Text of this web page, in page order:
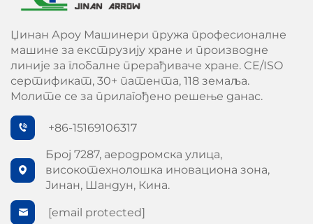
Џинан Ароу Машинери пружа професионалне
машине за екструзију хране и производне
линије за глобалне прерађиваче хране. CE/ISO
сертификат, 30+ патента, 118 земаља.
Молите се за прилагођено решење данас.
+86-15169106317
Број 7287, аеродромска улица,
високотехнолошка иновациона зона,
Јинан, Шандун, Кина.
[email protected]